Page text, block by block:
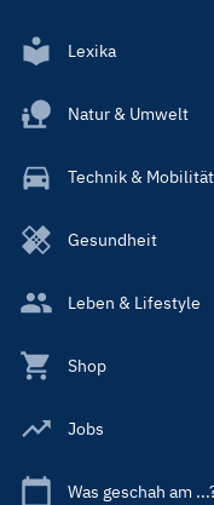
Lexika
Natur & Umwelt
Technik & Mobilität
Gesundheit
Leben & Lifestyle
Shop
Jobs
Was geschah am